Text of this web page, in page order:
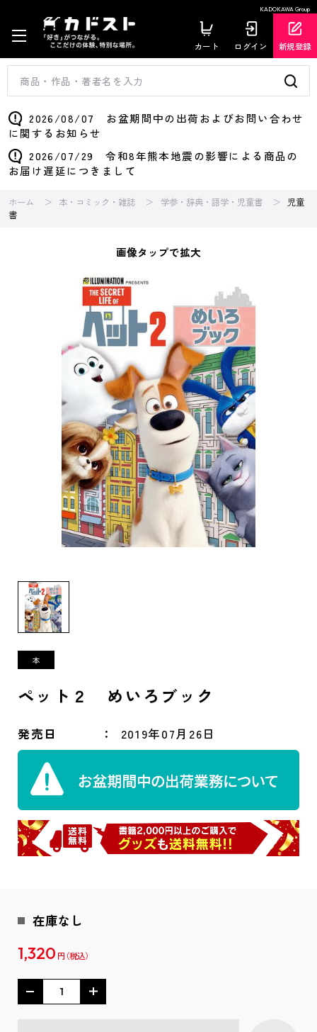
KADOKAWA Group
カート ログイン 新規登録
2026/08/07 お盆期間中の出荷およびお問い合わせ
に関するお知らせ
2026/07/29 令和8年熊本地震の影響による商品の
お届け遅延につきまして
ホーム 本・コミック・雑誌 学参・辞典・語学・児童書
児童
書
画像タップで拡大
ペット２ めいろブック
発売日 2019年07月26日
在庫なし
1,320 円